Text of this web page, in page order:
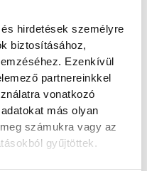
hirdetések személyre
biztosításához,
Ezenkívül
partnereinkkel
vonatkozó
más olyan
számukra vagy az
gyűjtöttek.
a